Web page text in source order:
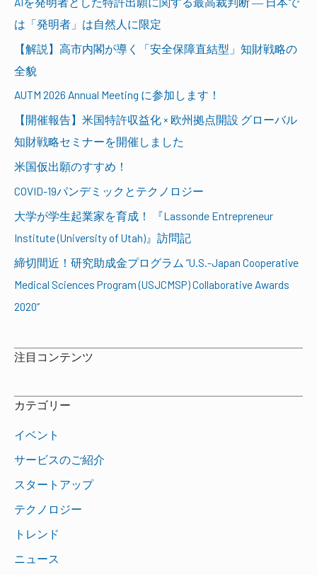
は「発明者」は自然人に限定
【解説】高市内閣が導く「安全保障直結型」知財戦略の
全貌
AUTM 2026 Annual Meeting に参加します！
【開催報告】米国特許収益化 × 欧州拠点開設 グローバル
知財戦略セミナーを開催しました
米国仮出願のすすめ！
COVID-19パンデミックとテクノロジー
大学が学生起業家を育成！ 『Lassonde Entrepreneur
Institute (University of Utah)』訪問記
締切間近！研究助成金プログラム ”U.S.-Japan Cooperative
Medical Sciences Program (USJCMSP) Collaborative Awards
2020“
注目コンテンツ
カテゴリー
イベント
サービスのご紹介
スタートアップ
テクノロジー
トレンド
ニュース